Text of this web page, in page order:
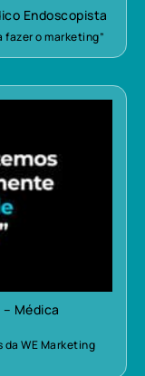
Endoscopista
fazer o marketing”
Médica
da WE Marketing